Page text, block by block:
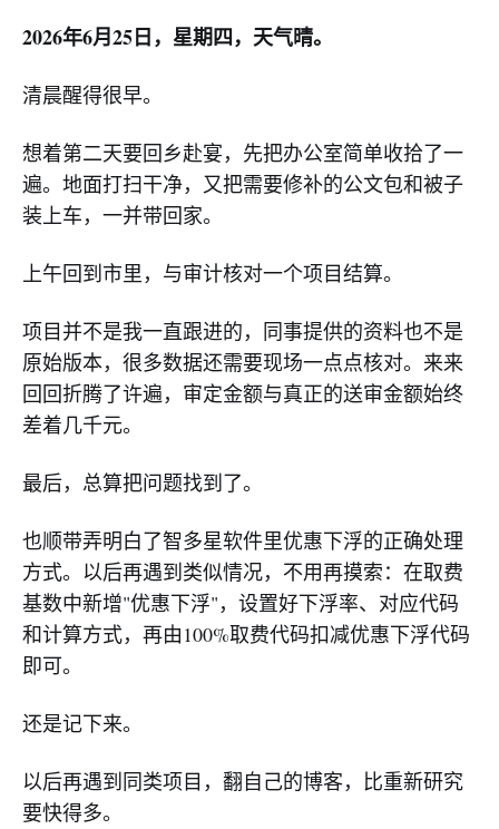
2026年6月25日，星期四，天气晴。
清晨醒得很早。
想着第二天要回乡赴宴，先把办公室简单收拾了一
遍。地面打扫干净，又把需要修补的公文包和被子
装上车，一并带回家。
上午回到市里，与审计核对一个项目结算。
项目并不是我一直跟进的，同事提供的资料也不是
原始版本，很多数据还需要现场一点点核对。来来
回回折腾了许遍，审定金额与真正的送审金额始终
差着几千元。
最后，总算把问题找到了。
也顺带弄明白了智多星软件里优惠下浮的正确处理
方式。以后再遇到类似情况，不用再摸索：在取费
基数中新增"优惠下浮"，设置好下浮率、对应代码
和计算方式，再由100%取费代码扣减优惠下浮代码
即可。
还是记下来。
以后再遇到同类项目，翻自己的博客，比重新研究
要快得多。